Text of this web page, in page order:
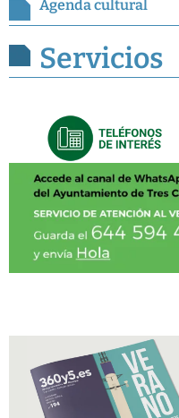
Agenda cultural
Servicios